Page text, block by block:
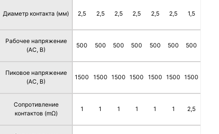
Диаметр контакта (мм)
Рабочее напряжение
(AC, В)
Пиковое напряжение
(AC, В)
Сопротивление
контактов (mΩ)
2,5
500
1500
1
2,5
500
1500
1
2,5
500
1500
1
2,5
500
1500
1
2,5
500
1500
1
2,5
500
1500
1
1,5
500
1500
2,5